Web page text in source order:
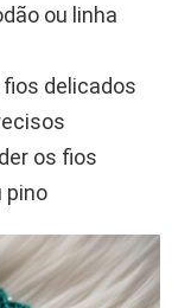
ou linha
delicados
os fios
pino